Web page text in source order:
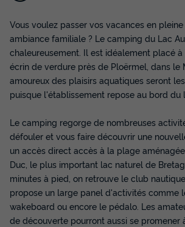
Vous voulez passer vos vacances en
ambiance familiale ? Le camping du Lac
chaleureusement. Il est idéalement placé à
écrin de verdure près de Ploërmel, dans le
amoureux des plaisirs aquatiques seront
puisque l'établissement repose au bord du
Le camping regorge de nombreuses
défouler et vous faire découvrir une
un accès direct accès à la plage
Duc, le plus important lac naturel de
minutes à pied, on retrouve le club
propose un large panel d'activités comme
wakeboard ou encore le pédalo. Les
de découverte pourront aussi se promener